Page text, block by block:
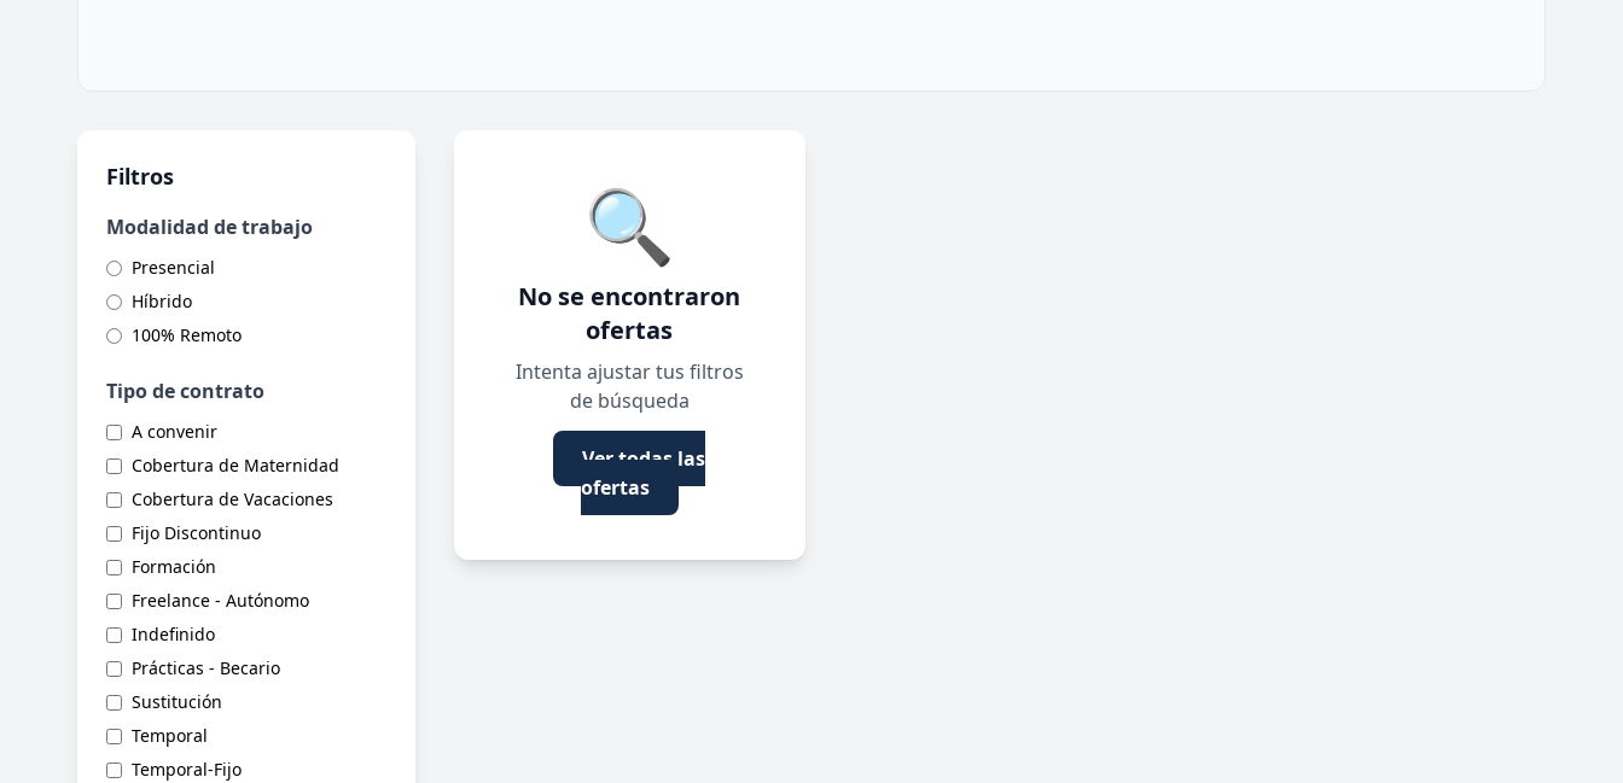
Filtros
Modalidad de trabajo
Presencial
Híbrido
100% Remoto
Tipo de contrato
A convenir
Cobertura de Maternidad
Cobertura de Vacaciones
Fijo Discontinuo
Formación
Freelance - Autónomo
Indefinido
Prácticas - Becario
Sustitución
Temporal
Temporal-Fijo
🔍
No se encontraron
ofertas
Intenta ajustar tus filtros
de búsqueda
Ver todas las
ofertas